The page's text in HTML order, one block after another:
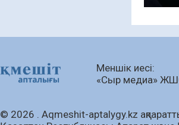
Меншік иесі:
«Сыр медиа»
© 2026 . Аqmeshit-aptalygy.kz ақпараттық